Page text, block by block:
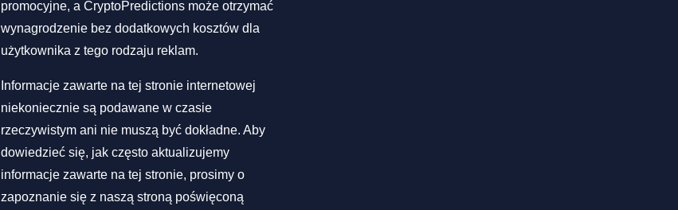
promocyjne, a CryptoPredictions może otrzymać
wynagrodzenie bez dodatkowych kosztów dla
użytkownika z tego rodzaju reklam.
Informacje zawarte na tej stronie internetowej
niekoniecznie są podawane w czasie
rzeczywistym ani nie muszą być dokładne. Aby
dowiedzieć się, jak często aktualizujemy
informacje zawarte na tej stronie, prosimy o
zapoznanie się z naszą stroną poświęconą